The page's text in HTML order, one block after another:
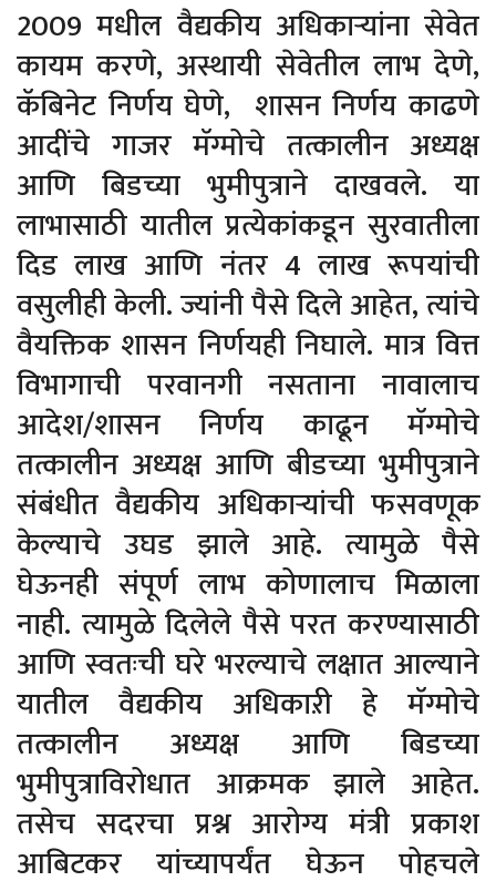
2009 मधील वैद्यकीय अधिकाऱ्यांना सेवेत
कायम करणे, अस्थायी सेवेतील लाभ देणे,
कॅबिनेट निर्णय घेणे, शासन निर्णय काढणे
आदींचे गाजर मॅग्मोचे तत्कालीन अध्यक्ष
आणि बिडच्या भुमीपुत्राने दाखवले. या
लाभासाठी यातील प्रत्येकांकडून सुरवातीला
दिड लाख आणि नंतर 4 लाख रूपयांची
वसुलीही केली. ज्यांनी पैसे दिले आहेत, त्यांचे
वैयक्तिक शासन निर्णयही निघाले. मात्र वित्त
विभागाची परवानगी नसताना नावालाच
आदेश/शासन निर्णय काढून मॅग्मोचे
तत्कालीन अध्यक्ष आणि बीडच्या भुमीपुत्राने
संबंधीत वैद्यकीय अधिकाऱ्यांची फसवणूक
केल्याचे उघड झाले आहे. त्यामुळे पैसे
घेऊनही संपूर्ण लाभ कोणालाच मिळाला
नाही. त्यामुळे दिलेले पैसे परत करण्यासाठी
आणि स्वतःची घरे भरल्याचे लक्षात आल्याने
यातील वैद्यकीय अधिकाऱी हे मॅग्मोचे
तत्कालीन अध्यक्ष आणि बिडच्या
भुमीपुत्राविरोधात आक्रमक झाले आहेत.
तसेच सदरचा प्रश्न आरोग्य मंत्री प्रकाश
आबिटकर यांच्यापर्यंत घेऊन पोहचले